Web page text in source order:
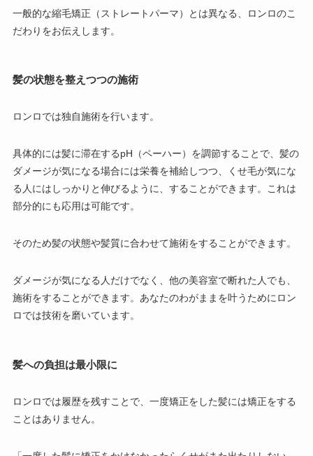
一般的な縮毛矯正（ストレートパーマ）とは異なる、ロンロのこ
だわりをお伝えします。
髪の状態を整えつつの施術
ロンロでは独自施術を行います。
具体的には髪に滞在するpH（ペーハー）を調節することで、髪の
ダメージが気になる場合には栄養を補給しつつ、くせ毛が気にな
る人にはしっかりと伸びるように、することができます。これは
部分的にも応用は可能です。
そのため髪の状態や髪質に合わせて施術をすることができます。
ダメージが気になる人だけでなく、他の美容室で断れた人でも、
施術をすることができます。あなたのわがままを叶うためにロン
ロでは技術を磨いています。
髪への負担は最小限に
ロンロでは履歴を残すことで、一度矯正をした髪には矯正をする
ことはありません。